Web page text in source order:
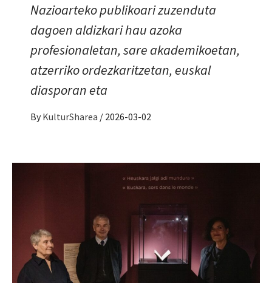
Nazioarteko publikoari zuzenduta
dagoen aldizkari hau azoka
profesionaletan, sare akademikoetan,
atzerriko ordezkaritzetan, euskal
diasporan eta
By KulturSharea / 2026-03-02